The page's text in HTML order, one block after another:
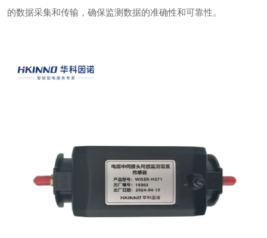
的数据采集和传输，确保监测数据的准确性和可靠性。